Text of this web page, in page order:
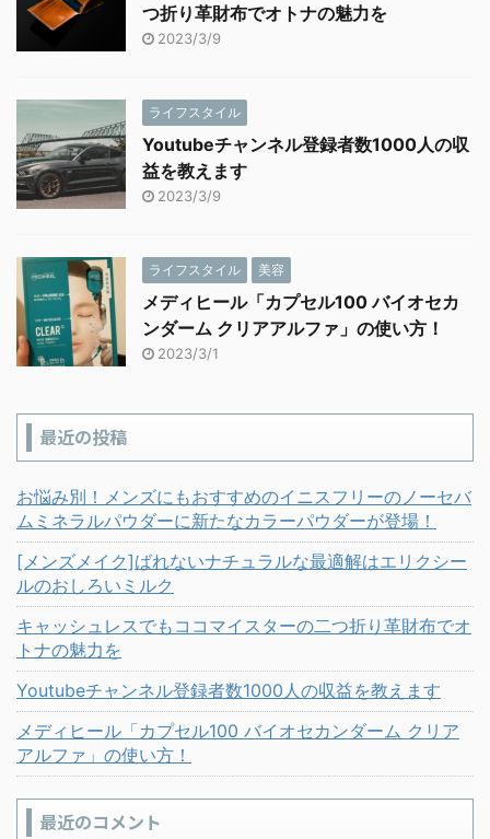
つ折り革財布でオトナの魅力を
2023/3/9
ライフスタイル
Youtubeチャンネル登録者数1000人の収
益を教えます
2023/3/9
ライフスタイル 美容
メディヒール「カプセル100 バイオセカ
ンダーム クリアアルファ」の使い方！
2023/3/1
最近の投稿
お悩み別！メンズにもおすすめのイニスフリーのノーセバ
ムミネラルパウダーに新たなカラーパウダーが登場！
[メンズメイク]ばれないナチュラルな最適解はエリクシー
ルのおしろいミルク
キャッシュレスでもココマイスターの二つ折り革財布でオ
トナの魅力を
Youtubeチャンネル登録者数1000人の収益を教えます
メディヒール「カプセル100 バイオセカンダーム クリア
アルファ」の使い方！
最近のコメント